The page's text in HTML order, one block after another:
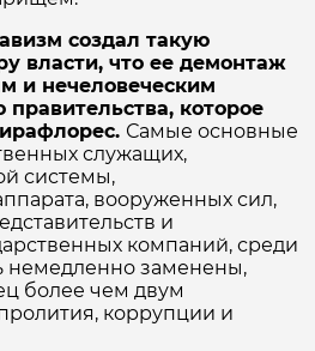
создал такую
власти, что ее демонтаж
и нечеловеческим
которое
Самые основные
служащих,
системы,
вооруженных сил,
и
компаний, среди
немедленно заменены,
более чем двум
коррупции и